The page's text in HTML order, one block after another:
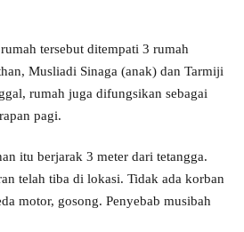
tersebut ditempati 3 rumah
Musliadi Sinaga (anak) dan Tarmiji
rumah juga difungsikan sebagai
pagi.
itu berjarak 3 meter dari tetangga.
telah tiba di lokasi. Tidak ada korban
motor, gosong. Penyebab musibah